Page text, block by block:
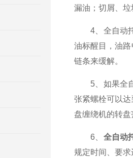
漏油；切屑、
4、全自动托
油标醒目，油
链条来缓解。
5、如果全自
张紧螺栓可以
盘缠绕机的转
6、 全自动
规定时间、要